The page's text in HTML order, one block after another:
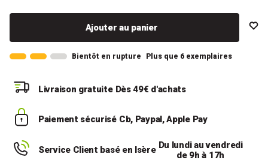
Ajouter au panier
Bientôt en rupture Plus que 6 exemplaires
Livraison gratuite Dès 49€ d'achats
Paiement sécurisé Cb, Paypal, Apple Pay
Service Client basé en Isère Du lundi au vendredi
de 9h à 17h